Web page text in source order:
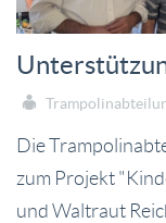
Die
zum Projekt
und Waltraut